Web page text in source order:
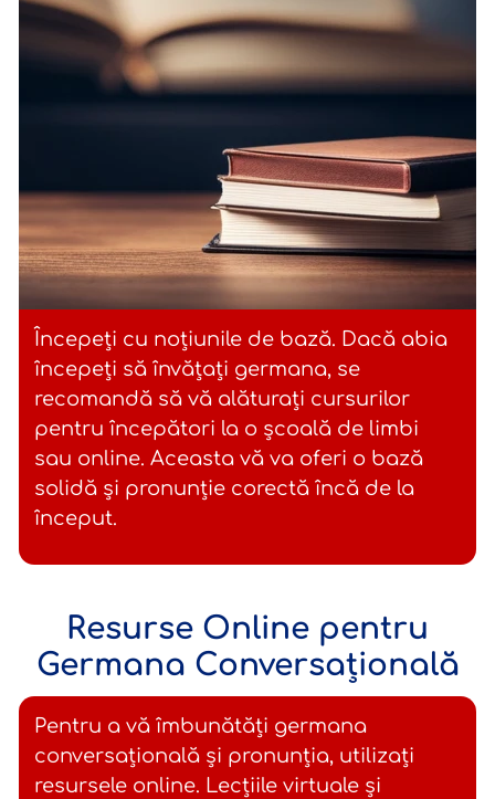
Începeți cu noțiunile de bază. Dacă abia
începeți să învățați germana, se
recomandă să vă alăturați cursurilor
pentru începători la o școală de limbi
sau online. Aceasta vă va oferi o bază
solidă și pronunție corectă încă de la
început.
Resurse Online pentru
Germana Conversațională
Pentru a vă îmbunătăți germana
conversațională și pronunția, utilizați
resursele online. Lecțiile virtuale și